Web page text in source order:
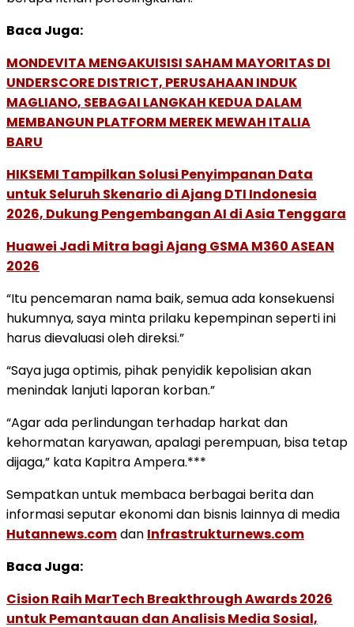
Baca Juga:
MONDEVITA MENGAKUISISI SAHAM MAYORITAS DI
UNDERSCORE DISTRICT, PERUSAHAAN INDUK
MAGLIANO, SEBAGAI LANGKAH KEDUA DALAM
MEMBANGUN PLATFORM MEREK MEWAH ITALIA
BARU
HIKSEMI Tampilkan Solusi Penyimpanan Data
untuk Seluruh Skenario di Ajang DTI Indonesia
2026, Dukung Pengembangan AI di Asia Tenggara
Huawei Jadi Mitra bagi Ajang GSMA M360 ASEAN
2026
“Itu pencemaran nama baik, semua ada konsekuensi
hukumnya, saya minta prilaku kepempinan seperti ini
harus dievaluasi oleh direksi.”
“Saya juga optimis, pihak penyidik kepolisian akan
menindak lanjuti laporan korban.”
“Agar ada perlindungan terhadap harkat dan
kehormatan karyawan, apalagi perempuan, bisa tetap
dijaga,” kata Kapitra Ampera.***
Sempatkan untuk membaca berbagai berita dan
informasi seputar ekonomi dan bisnis lainnya di media
Hutannews.comdan Infrastrukturnews.com
Baca Juga:
Cision Raih MarTech Breakthrough Awards 2026
untuk Pemantauan dan Analisis Media Sosial,